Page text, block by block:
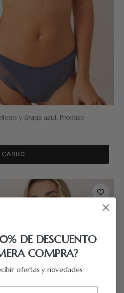
y Braga azul, Promise
CARRO
DE DESCUENTO
COMPRA?
ofertas y novedades